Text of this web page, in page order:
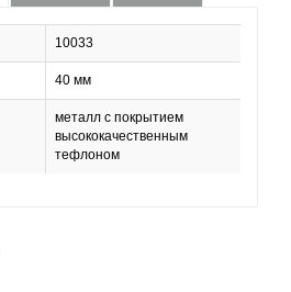
10033
40 мм
металл с покрытием
высококачественным
тефлоном